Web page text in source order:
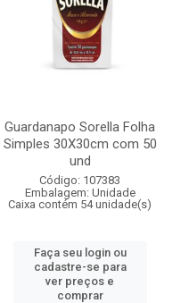
Guardanapo Sorella Folha
Simples 30X30cm com 50
und
Código: 107383
Embalagem: Unidade
Caixa contém 54 unidade(s)
Faça seu login ou
cadastre-se para
ver preços e
comprar